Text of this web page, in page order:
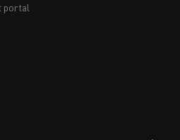
portal